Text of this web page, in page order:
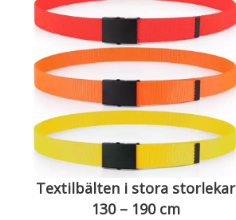
Textilbälten i stora storlekar
130 – 190 cm